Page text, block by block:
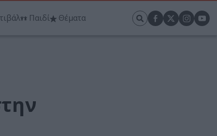
Παιδί Θέματα